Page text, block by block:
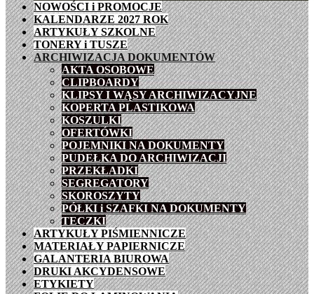
NOWOŚCI i PROMOCJE
KALENDARZE 2027 ROK
ARTYKUŁY SZKOLNE
TONERY i TUSZE
ARCHIWIZACJA DOKUMENTÓW
AKTA OSOBOWE
CLIPBOARDY
KLIPSY I WĄSY ARCHIWIZACYJNE
KOPERTA PLASTIKOWA
KOSZULKI
OFERTÓWKI
POJEMNIKI NA DOKUMENTY
PUDEŁKA DO ARCHIWIZACJI
PRZEKŁADKI
SEGREGATORY
SKOROSZYTY
PÓŁKI i SZAFKI NA DOKUMENTY
TECZKI
ARTYKUŁY PIŚMIENNICZE
MATERIAŁY PAPIERNICZE
GALANTERIA BIUROWA
DRUKI AKCYDENSOWE
ETYKIETY